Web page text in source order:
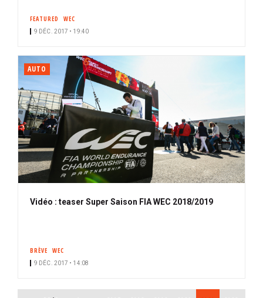
FEATURED WEC
9 DÉC. 2017 • 19:40
AUTO
Vidéo : teaser Super Saison FIA WEC 2018/2019
BRÈVE WEC
9 DÉC. 2017 • 14:08